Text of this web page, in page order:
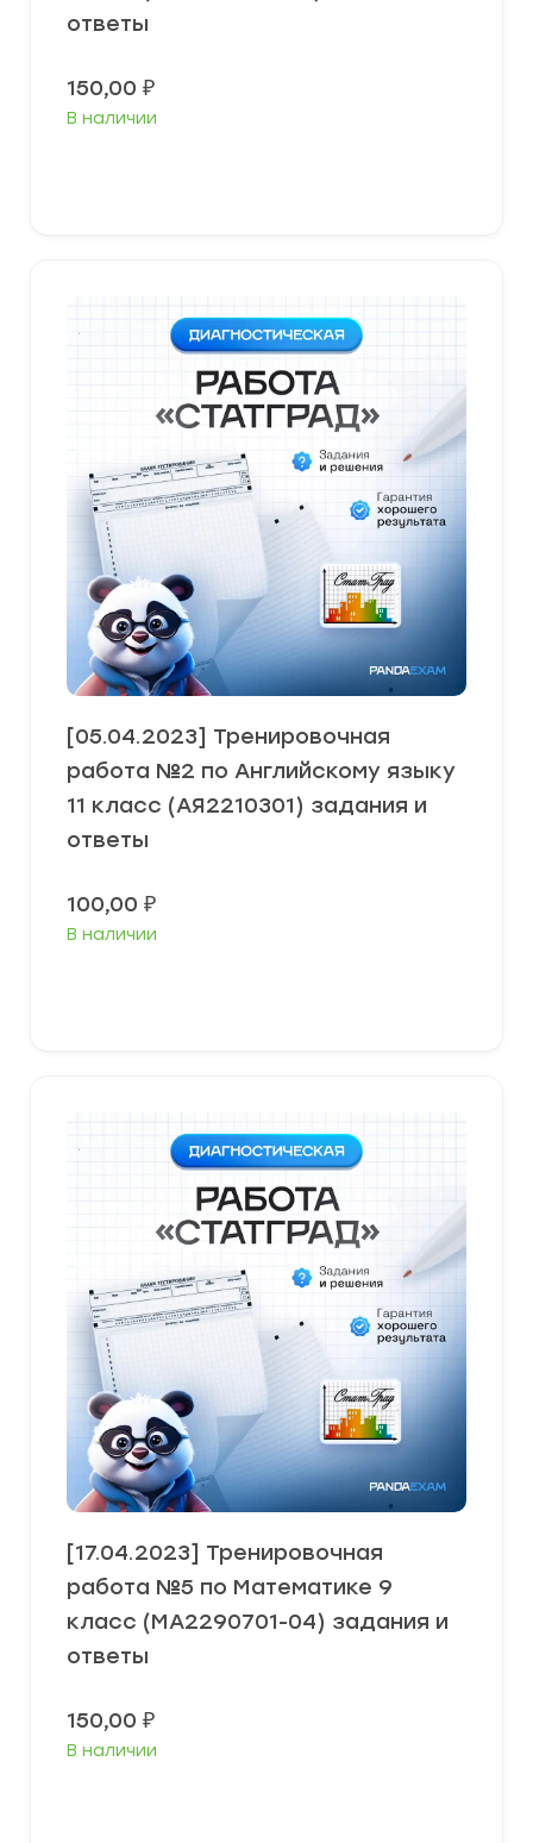
ответы
150,00 ₽
В наличии
[05.04.2023] Тренировочная
работа №2 по Английскому языку
11 класс (АЯ2210301) задания и
ответы
100,00 ₽
В наличии
[17.04.2023] Тренировочная
работа №5 по Математике 9
класс (МА2290701-04) задания и
ответы
150,00 ₽
В наличии